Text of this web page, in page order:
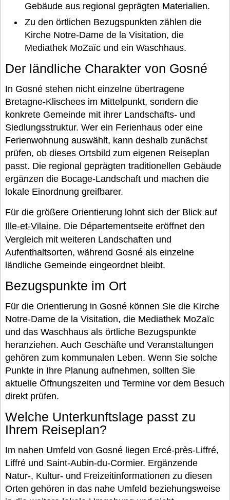
Gebäude aus regional geprägten Materialien.
Zu den örtlichen Bezugspunkten zählen die
Kirche Notre-Dame de la Visitation, die
Mediathek MoZaïc und ein Waschhaus.
Der ländliche Charakter von Gosné
In Gosné stehen nicht einzelne übertragene
Bretagne-Klischees im Mittelpunkt, sondern die
konkrete Gemeinde mit ihrer Landschafts- und
Siedlungsstruktur. Wer ein Ferienhaus oder eine
Ferienwohnung auswählt, kann deshalb zunächst
prüfen, ob dieses Ortsbild zum eigenen Reiseplan
passt. Die regional geprägten traditionellen Gebäude
ergänzen die Bocage-Landschaft und machen die
lokale Einordnung greifbarer.
Für die größere Orientierung lohnt sich der Blick auf
Ille-et-Vilaine. Die Départementseite eröffnet den
Vergleich mit weiteren Landschaften und
Aufenthaltsorten, während Gosné als einzelne
ländliche Gemeinde eingeordnet bleibt.
Bezugspunkte im Ort
Für die Orientierung in Gosné können Sie die Kirche
Notre-Dame de la Visitation, die Mediathek MoZaïc
und das Waschhaus als örtliche Bezugspunkte
heranziehen. Auch Geschäfte und Veranstaltungen
gehören zum kommunalen Leben. Wenn Sie solche
Punkte in Ihre Planung aufnehmen, sollten Sie
aktuelle Öffnungszeiten und Termine vor dem Besuch
direkt prüfen.
Welche Unterkunftslage passt zu
Ihrem Reiseplan?
Im nahen Umfeld von Gosné liegen Ercé-près-Liffré,
Liffré und Saint-Aubin-du-Cormier. Ergänzende
Natur-, Kultur- und Freizeitinformationen zu diesen
Orten gehören in das nahe Umfeld beziehungsweise